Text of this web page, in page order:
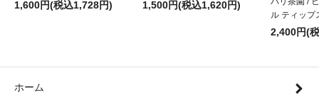
1,600円(税込1,728円) 1,500円(税込1,620円)
ル ティップ
2,400円(
ホーム